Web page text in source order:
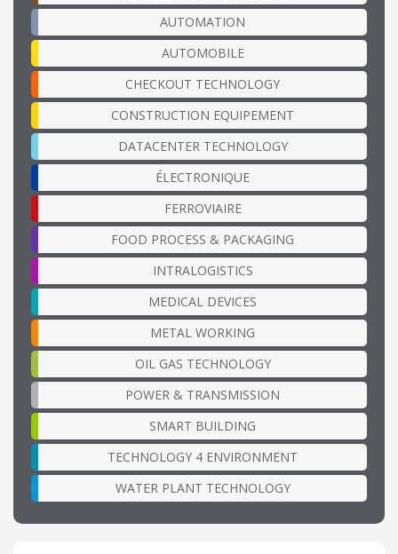
AUTOMATION
AUTOMOBILE
CHECKOUT TECHNOLOGY
CONSTRUCTION EQUIPEMENT
DATACENTER TECHNOLOGY
ÉLECTRONIQUE
FERROVIAIRE
FOOD PROCESS & PACKAGING
INTRALOGISTICS
MEDICAL DEVICES
METAL WORKING
OIL GAS TECHNOLOGY
POWER & TRANSMISSION
SMART BUILDING
TECHNOLOGY 4 ENVIRONMENT
WATER PLANT TECHNOLOGY